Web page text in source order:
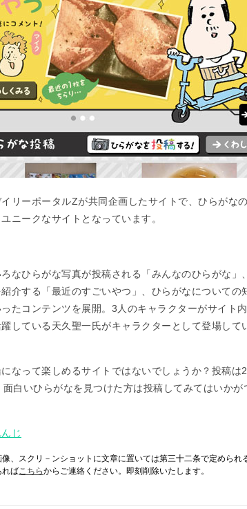
リーポータルZが共同企画したサイトで、ひらがな
ニークなサイトとなっています。
なひらがな写真が投稿される「みんなのひらがな」
介する「最近のすごいやつ」、ひらがなについての
たコンテンツを展開。3人のキャラクターがサイト
している天久聖一氏がキャラクターとして登場して
なって楽しめるサイトではないでしょうか？投稿は
白いひらがなを見つけた方は投稿してみてはいかが
じ
、スクリ－ンショットに文章に置いては第三十二条で定められ
ればこちらからご連絡ください。即刻削除いたします。